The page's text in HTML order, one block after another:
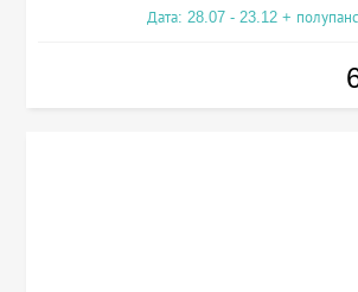
Дата: 28.07 - 23.12 +